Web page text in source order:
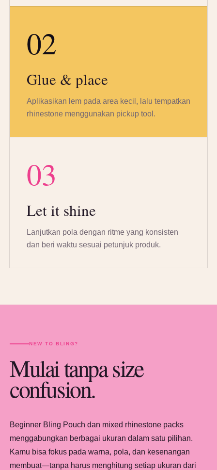
02
Glue & place
Aplikasikan lem pada area kecil, lalu tempatkan
rhinestone menggunakan pickup tool.
03
Let it shine
Lanjutkan pola dengan ritme yang konsisten
dan beri waktu sesuai petunjuk produk.
NEW TO BLING?
Mulai tanpa size
confusion.
Beginner Bling Pouch dan mixed rhinestone packs
menggabungkan berbagai ukuran dalam satu pilihan.
Kamu bisa fokus pada warna, pola, dan kesenangan
membuat—tanpa harus menghitung setiap ukuran dari